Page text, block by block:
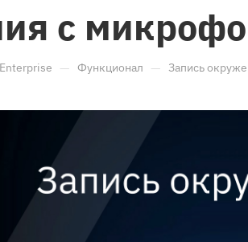
с
— Функционал — Запись